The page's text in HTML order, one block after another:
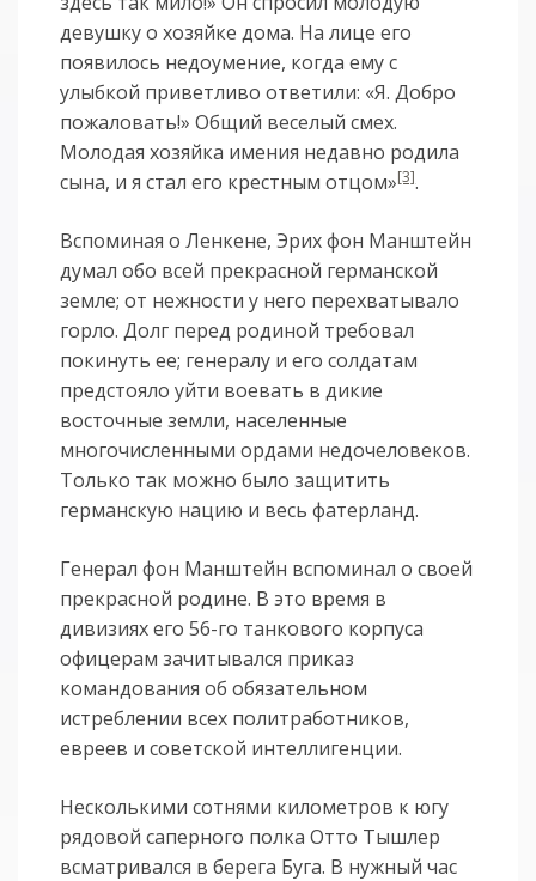
девушку о хозяйке дома. На лице его
появилось недоумение, когда ему с
улыбкой приветливо ответили: «Я. Добро
пожаловать!» Общий веселый смех.
Молодая хозяйка имения недавно родила
сына, и я стал его крестным отцом»[3].
Вспоминая о Ленкене, Эрих фон Манштейн
думал обо всей прекрасной германской
земле; от нежности у него перехватывало
горло. Долг перед родиной требовал
покинуть ее; генералу и его солдатам
предстояло уйти воевать в дикие
восточные земли, населенные
многочисленными ордами недочеловеков.
Только так можно было защитить
германскую нацию и весь фатерланд.
Генерал фон Манштейн вспоминал о своей
прекрасной родине. В это время в
дивизиях его 56-го танкового корпуса
офицерам зачитывался приказ
командования об обязательном
истреблении всех политработников,
евреев и советской интеллигенции.
Несколькими сотнями километров к югу
рядовой саперного полка Отто Тышлер
всматривался в берега Буга. В нужный час